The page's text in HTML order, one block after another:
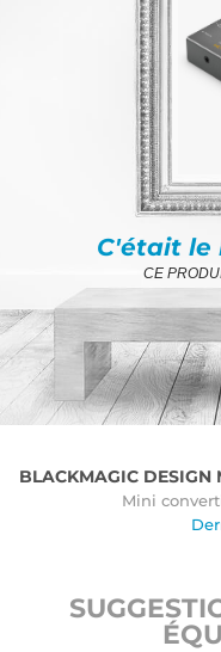
C'était le
CE
BLACKMAGIC DESIGN
Mini